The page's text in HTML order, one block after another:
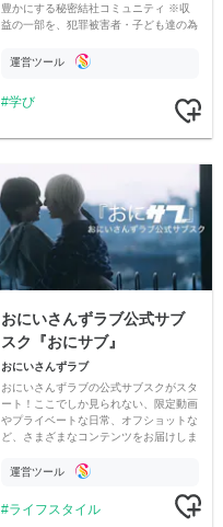
豊かにする秘密結社コミュニティ ※収
益の一部を、犯罪被害者・子ども達の為
す運営ツール
学び
おにいさんずラブ公式サブ
スク『おにサブ』
おにいさんずラブ
おにいさんずラブの公式サブスクがスタ
ート！ここでしか見られない、限定動画
やプライベートな日常、オフショットな
ど、さまざまなコンテンツをお届けしま
運営ツール
ライフスタイル